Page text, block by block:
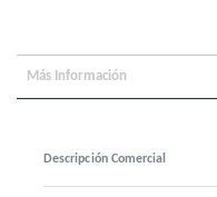
Más Información
Descripción Comercial